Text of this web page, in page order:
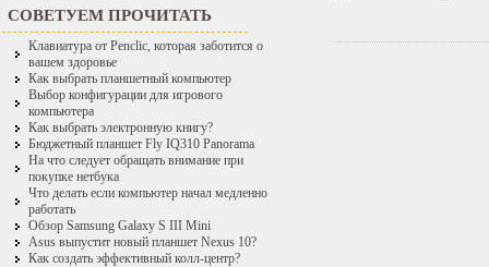
СОВЕТУЕМ ПРОЧИТАТЬ
Клавиатура от Penclic, которая заботится о
вашем здоровье
Как выбрать планшетный компьютер
Выбор конфигурации для игрового
компьютера
Как выбрать электронную книгу?
Бюджетный планшет Fly IQ310 Panorama
На что следует обращать внимание при
покупке нетбука
Что делать если компьютер начал медленно
работать
Обзор Samsung Galaxy S III Mini
Asus выпустит новый планшет Nexus 10?
Как создать эффективный колл-центр?